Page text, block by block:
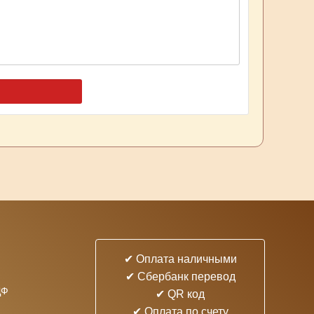
✔ Оплата наличными
✔ Cбербанк перевод
✔ QR код
✔ Оплата по счету